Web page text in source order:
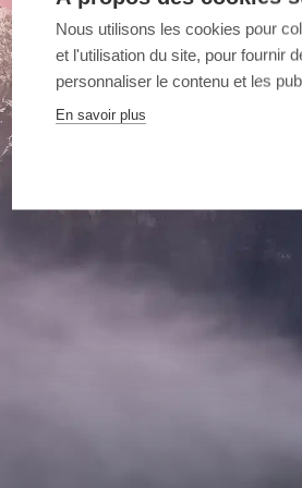
Nous utilisons les cookies pour
et l'utilisation du site, pour fournir
personnaliser le contenu et les
En savoir plus